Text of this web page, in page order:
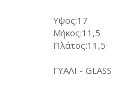
Υψος:17
Μήκος:11,5
Πλάτος:11,5
ΓΥΑΛΙ - GLASS